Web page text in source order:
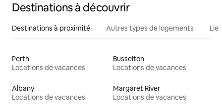
Destinations à découvrir
Destinations à proximité Autres types de logements
Perth
Locations de vacances
Busselton
Locations de vacances
Albany
Locations de vacances
Margaret River
Locations de vacances